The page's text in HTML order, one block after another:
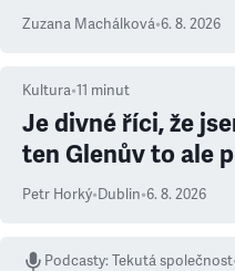
Zuzana Machálková•6. 8. 2026
Kultura•11 minut
Je divné říci, že
ten Glenův to ale
Petr Horký•Dublin•6. 8. 2026
Podcasty:Tekutá společnost